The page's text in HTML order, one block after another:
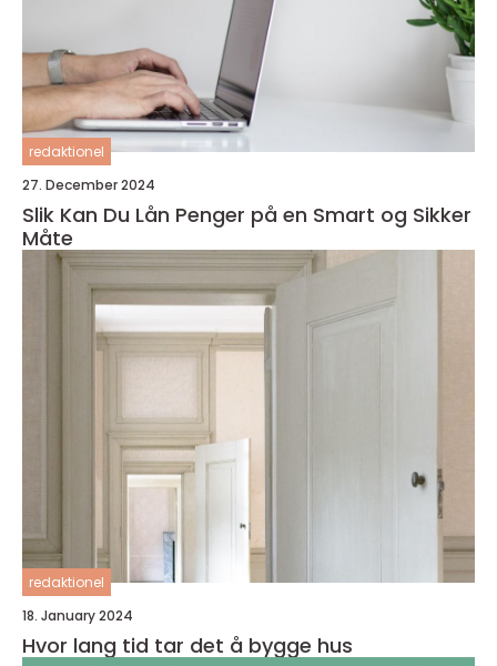
redaktionel
27. December 2024
Slik Kan Du Lån Penger på en Smart og Sikker
Måte
redaktionel
18. January 2024
Hvor lang tid tar det å bygge hus